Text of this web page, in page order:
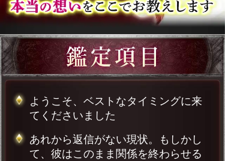
ようこそ、ベストなタイミングに来
てくださいました
あれから返信がない現状。もしかし
て、彼はこのまま関係を終わらせる